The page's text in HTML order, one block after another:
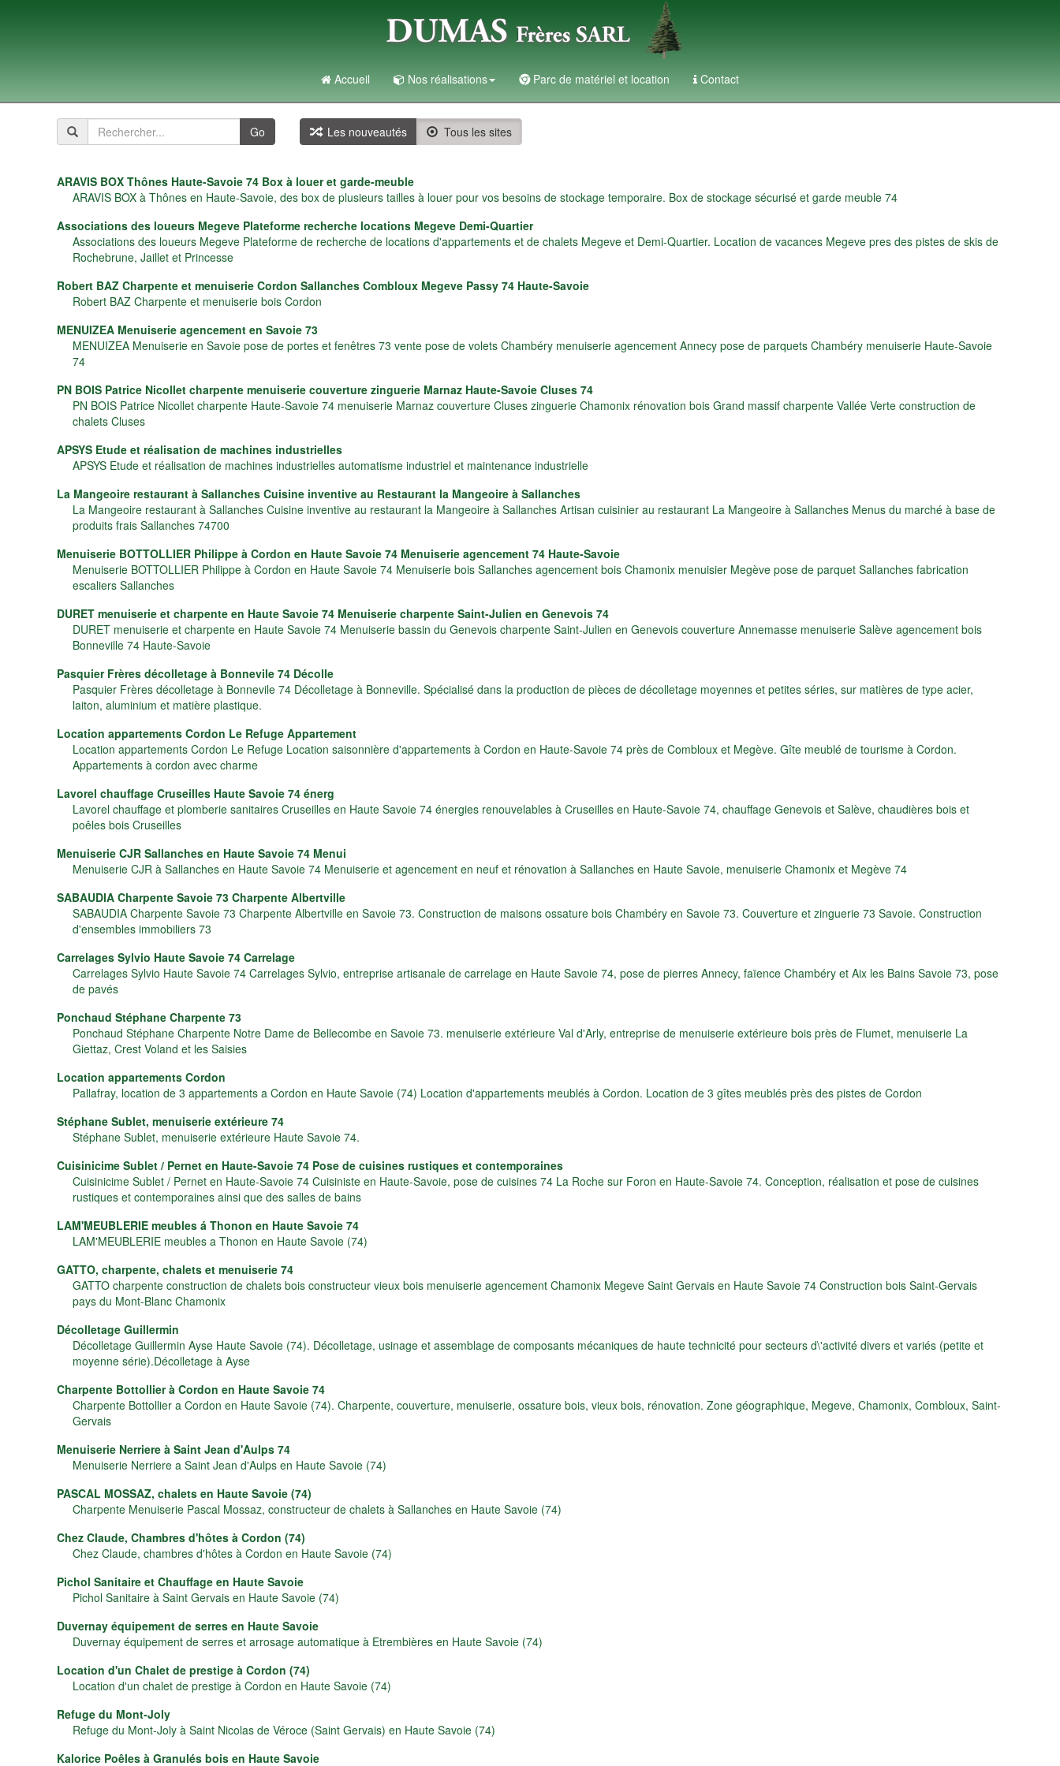
Accueil Nos réalisations Parc de matériel et location Contact
Go Les nouveautés Tous les sites
ARAVIS BOX Thônes Haute-Savoie 74 Box à louer et garde-meuble
ARAVIS BOX à Thônes en Haute-Savoie, des box de plusieurs tailles à louer pour vos besoins de stockage temporaire. Box de stockage sécurisé et garde meuble 74
Associations des loueurs Megeve Plateforme recherche locations Megeve Demi-Quartier
Associations des loueurs Megeve Plateforme de recherche de locations d'appartements et de chalets Megeve et Demi-Quartier. Location de vacances Megeve pres des pistes de skis de
Rochebrune, Jaillet et Princesse
Robert BAZ Charpente et menuiserie Cordon Sallanches Combloux Megeve Passy 74 Haute-Savoie
Robert BAZ Charpente et menuiserie bois Cordon
MENUIZEA Menuiserie agencement en Savoie 73
MENUIZEA Menuiserie en Savoie pose de portes et fenêtres 73 vente pose de volets Chambéry menuiserie agencement Annecy pose de parquets Chambéry menuiserie Haute-Savoie
74
PN BOIS Patrice Nicollet charpente menuiserie couverture zinguerie Marnaz Haute-Savoie Cluses 74
PN BOIS Patrice Nicollet charpente Haute-Savoie 74 menuiserie Marnaz couverture Cluses zinguerie Chamonix rénovation bois Grand massif charpente Vallée Verte construction de
chalets Cluses
APSYS Etude et réalisation de machines industrielles
APSYS Etude et réalisation de machines industrielles automatisme industriel et maintenance industrielle
La Mangeoire restaurant à Sallanches Cuisine inventive au Restaurant la Mangeoire à Sallanches
La Mangeoire restaurant à Sallanches Cuisine inventive au restaurant la Mangeoire à Sallanches Artisan cuisinier au restaurant La Mangeoire à Sallanches Menus du marché à base de
produits frais Sallanches 74700
Menuiserie BOTTOLLIER Philippe à Cordon en Haute Savoie 74 Menuiserie agencement 74 Haute-Savoie
Menuiserie BOTTOLLIER Philippe à Cordon en Haute Savoie 74 Menuiserie bois Sallanches agencement bois Chamonix menuisier Megève pose de parquet Sallanches fabrication
escaliers Sallanches
DURET menuiserie et charpente en Haute Savoie 74 Menuiserie charpente Saint-Julien en Genevois 74
DURET menuiserie et charpente en Haute Savoie 74 Menuiserie bassin du Genevois charpente Saint-Julien en Genevois couverture Annemasse menuiserie Salève agencement bois
Bonneville 74 Haute-Savoie
Pasquier Frères décolletage à Bonnevile 74 Décolle
Pasquier Frères décolletage à Bonnevile 74 Décolletage à Bonneville. Spécialisé dans la production de pièces de décolletage moyennes et petites séries, sur matières de type acier,
laiton, aluminium et matière plastique.
Location appartements Cordon Le Refuge Appartement
Location appartements Cordon Le Refuge Location saisonnière d'appartements à Cordon en Haute-Savoie 74 près de Combloux et Megève. Gîte meublé de tourisme à Cordon.
Appartements à cordon avec charme
Lavorel chauffage Cruseilles Haute Savoie 74 énerg
Lavorel chauffage et plomberie sanitaires Cruseilles en Haute Savoie 74 énergies renouvelables à Cruseilles en Haute-Savoie 74, chauffage Genevois et Salève, chaudières bois et
poêles bois Cruseilles
Menuiserie CJR Sallanches en Haute Savoie 74 Menui
Menuiserie CJR à Sallanches en Haute Savoie 74 Menuiserie et agencement en neuf et rénovation à Sallanches en Haute Savoie, menuiserie Chamonix et Megève 74
SABAUDIA Charpente Savoie 73 Charpente Albertville
SABAUDIA Charpente Savoie 73 Charpente Albertville en Savoie 73. Construction de maisons ossature bois Chambéry en Savoie 73. Couverture et zinguerie 73 Savoie. Construction
d'ensembles immobiliers 73
Carrelages Sylvio Haute Savoie 74 Carrelage
Carrelages Sylvio Haute Savoie 74 Carrelages Sylvio, entreprise artisanale de carrelage en Haute Savoie 74, pose de pierres Annecy, faïence Chambéry et Aix les Bains Savoie 73, pose
de pavés
Ponchaud Stéphane Charpente 73
Ponchaud Stéphane Charpente Notre Dame de Bellecombe en Savoie 73. menuiserie extérieure Val d'Arly, entreprise de menuiserie extérieure bois près de Flumet, menuiserie La
Giettaz, Crest Voland et les Saisies
Location appartements Cordon
Pallafray, location de 3 appartements a Cordon en Haute Savoie (74) Location d'appartements meublés à Cordon. Location de 3 gîtes meublés près des pistes de Cordon
Stéphane Sublet, menuiserie extérieure 74
Stéphane Sublet, menuiserie extérieure Haute Savoie 74.
Cuisinicime Sublet / Pernet en Haute-Savoie 74 Pose de cuisines rustiques et contemporaines
Cuisinicime Sublet / Pernet en Haute-Savoie 74 Cuisiniste en Haute-Savoie, pose de cuisines 74 La Roche sur Foron en Haute-Savoie 74. Conception, réalisation et pose de cuisines
rustiques et contemporaines ainsi que des salles de bains
LAM'MEUBLERIE meubles á Thonon en Haute Savoie 74
LAM'MEUBLERIE meubles a Thonon en Haute Savoie (74)
GATTO, charpente, chalets et menuiserie 74
GATTO charpente construction de chalets bois constructeur vieux bois menuiserie agencement Chamonix Megeve Saint Gervais en Haute Savoie 74 Construction bois Saint-Gervais
pays du Mont-Blanc Chamonix
Décolletage Guillermin
Décolletage Guillermin Ayse Haute Savoie (74). Décolletage, usinage et assemblage de composants mécaniques de haute technicité pour secteurs d\'activité divers et variés (petite et
moyenne série).Décolletage à Ayse
Charpente Bottollier à Cordon en Haute Savoie 74
Charpente Bottollier a Cordon en Haute Savoie (74). Charpente, couverture, menuiserie, ossature bois, vieux bois, rénovation. Zone géographique, Megeve, Chamonix, Combloux, Saint-
Gervais
Menuiserie Nerriere à Saint Jean d'Aulps 74
Menuiserie Nerriere a Saint Jean d'Aulps en Haute Savoie (74)
PASCAL MOSSAZ, chalets en Haute Savoie (74)
Charpente Menuiserie Pascal Mossaz, constructeur de chalets à Sallanches en Haute Savoie (74)
Chez Claude, Chambres d'hôtes à Cordon (74)
Chez Claude, chambres d'hôtes à Cordon en Haute Savoie (74)
Pichol Sanitaire et Chauffage en Haute Savoie
Pichol Sanitaire à Saint Gervais en Haute Savoie (74)
Duvernay équipement de serres en Haute Savoie
Duvernay équipement de serres et arrosage automatique à Etrembières en Haute Savoie (74)
Location d'un Chalet de prestige à Cordon (74)
Location d'un chalet de prestige à Cordon en Haute Savoie (74)
Refuge du Mont-Joly
Refuge du Mont-Joly à Saint Nicolas de Véroce (Saint Gervais) en Haute Savoie (74)
Kalorice Poêles à Granulés bois en Haute Savoie